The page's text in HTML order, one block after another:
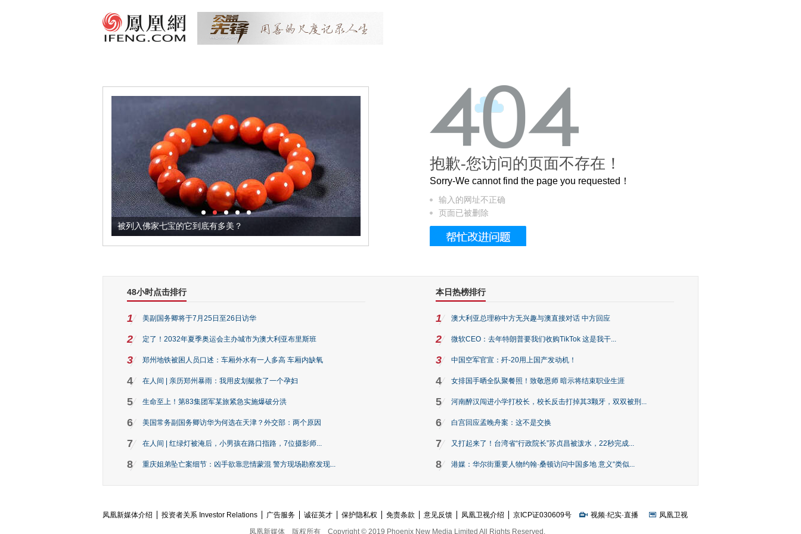
被列入佛家七宝的它到底有多美？ 这个3.2米的长卷，还原了600岁的紫禁城
抱歉-您访问的页面不存在！
Sorry-We cannot find the page you requested！
输入的网址不正确
页面已被删除
48小时点击排行
1 美副国务卿将于7月25日至26日访华
2 定了！2032年夏季奥运会主办城市为澳大利亚布里斯班
3 郑州地铁被困人员口述：车厢外水有一人多高 车厢内缺氧
4 在人间 | 亲历郑州暴雨：我用皮划艇救了一个孕妇
5 生命至上！第83集团军某旅紧急实施爆破分洪
6 美国常务副国务卿访华为何选在天津？外交部：两个原因
7 在人间 | 红绿灯被淹后，小男孩在路口指路，7位摄影师...
8 重庆姐弟坠亡案细节：凶手欲靠悲情蒙混 警方现场勘察发现...
本日热榜排行
1 澳大利亚总理称中方无兴趣与澳直接对话 中方回应
2 微软CEO：去年特朗普要我们收购TikTok 这是我干...
3 中国空军官宣：歼-20用上国产发动机！
4 女排国手晒全队聚餐照！致敬恩师 暗示将结束职业生涯
5 河南醉汉闯进小学打校长，校长反击打掉其3颗牙，双双被刑...
6 白宫回应孟晚舟案：这不是交换
7 又打起来了！台湾省“行政院长”苏贞昌被泼水，22秒完成...
8 港媒：华尔街重要人物约翰·桑顿访问中国多地 意义“类似...
凤凰新媒体介绍 投资者关系 Investor Relations 广告服务 诚征英才 保护隐私权 免责条款 意见反馈 凤凰卫视介绍 京ICP证030609号 视频·纪实·直播
凤凰卫视
凤凰新媒体
版权所有 Copyright © 2019 Phoenix New Media Limited All Rights Reserved.